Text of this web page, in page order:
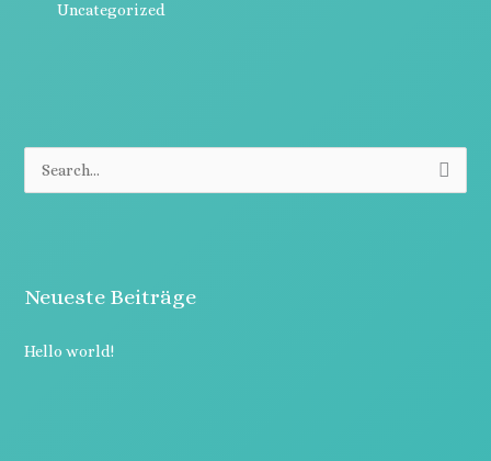
Uncategorized
e
Neueste Beiträge
Hello world!